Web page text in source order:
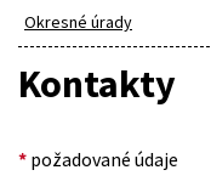
Okresné úrady
Kontakty
* požadované údaje